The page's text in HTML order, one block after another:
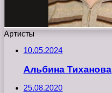
Артисты
10.05.2024
Альбина Тиханова
25.08.2020